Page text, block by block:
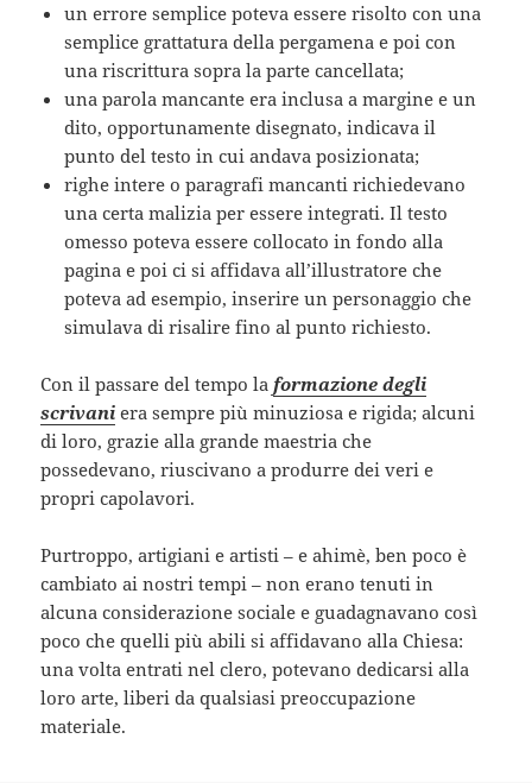
un errore semplice poteva essere risolto con una
semplice grattatura della pergamena e poi con
una riscrittura sopra la parte cancellata;
una parola mancante era inclusa a margine e un
dito, opportunamente disegnato, indicava il
punto del testo in cui andava posizionata;
righe intere o paragrafi mancanti richiedevano
una certa malizia per essere integrati. Il testo
omesso poteva essere collocato in fondo alla
pagina e poi ci si affidava all’illustratore che
poteva ad esempio, inserire un personaggio che
simulava di risalire fino al punto richiesto.
Con il passare del tempo laformazione degli
scrivani era sempre più minuziosa e rigida; alcuni
di loro, grazie alla grande maestria che
possedevano, riuscivano a produrre dei veri e
propri capolavori.
Purtroppo, artigiani e artisti – e ahimè, ben poco è
cambiato ai nostri tempi – non erano tenuti in
alcuna considerazione sociale e guadagnavano così
poco che quelli più abili si affidavano alla Chiesa:
una volta entrati nel clero, potevano dedicarsi alla
loro arte, liberi da qualsiasi preoccupazione
materiale.